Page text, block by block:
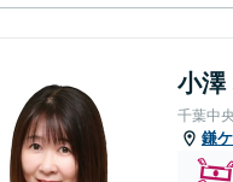
小澤
千葉中
鎌